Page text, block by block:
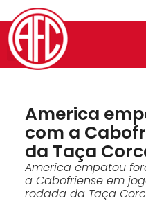
America
com a
da Taça
America empatou
a Cabofriense em
rodada da Taça